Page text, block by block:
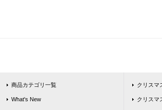
商品カテゴリ一覧
What's New
クリス
クリスマ